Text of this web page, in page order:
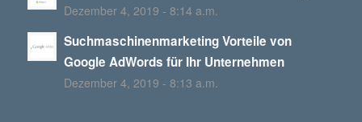
Dezember 4, 2019 - 8:14 a.m.
Suchmaschinenmarketing Vorteile von
Google AdWords für Ihr Unternehmen
Dezember 4, 2019 - 8:13 a.m.